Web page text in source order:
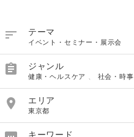
 テーマ
イベント・セミナー・展示会
 ジャンル
健康・ヘルスケア 社会・時事
 エリア
東京都
キーワード